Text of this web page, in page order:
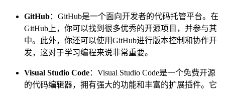
GitHub：GitHub是一个面向开发者的代码托管平台。在
GitHub上，你可以找到很多优秀的开源项目，并参与其
中。此外，你还可以使用GitHub进行版本控制和协作开
发，这对于学习编程来说非常重要。
Visual Studio Code：Visual Studio Code是一个免费开源
的代码编辑器，拥有强大的功能和丰富的扩展插件。它